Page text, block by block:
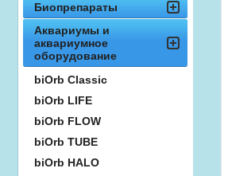
Биопрепараты
Аквариумы и
аквариумное
оборудование
biOrb Classic
biOrb LIFE
biOrb FLOW
biOrb TUBE
biOrb HALO